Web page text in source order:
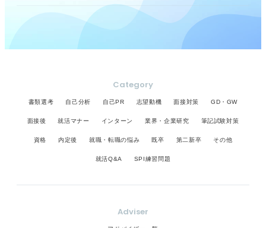
Category
書類選考 自己分析 自己PR 志望動機 面接対策 GD・GW
面接後 就活マナー インターン 業界・企業研究 筆記試験対策
資格 内定後 就職・転職の悩み 既卒 第二新卒 その他
就活Q&A SPI練習問題
Adviser